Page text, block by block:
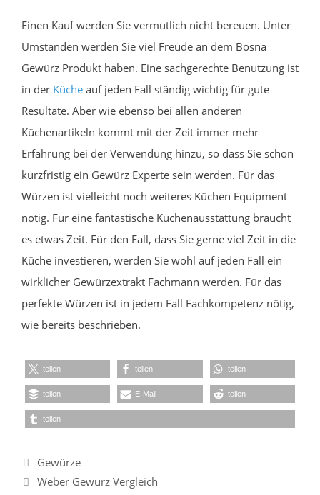
Einen Kauf werden Sie vermutlich nicht bereuen. Unter
Umständen werden Sie viel Freude an dem Bosna
Gewürz Produkt haben. Eine sachgerechte Benutzung ist
in der Küche auf jeden Fall ständig wichtig für gute
Resultate. Aber wie ebenso bei allen anderen
Küchenartikeln kommt mit der Zeit immer mehr
Erfahrung bei der Verwendung hinzu, so dass Sie schon
kurzfristig ein Gewürz Experte sein werden. Für das
Würzen ist vielleicht noch weiteres Küchen Equipment
nötig. Für eine fantastische Küchenausstattung braucht
es etwas Zeit. Für den Fall, dass Sie gerne viel Zeit in die
Küche investieren, werden Sie wohl auf jeden Fall ein
wirklicher Gewürzextrakt Fachmann werden. Für das
perfekte Würzen ist in jedem Fall Fachkompetenz nötig,
wie bereits beschrieben.
teilen teilen teilen
teilen E-Mail teilen
teilen
Kategorien
Gewürze
Weber Gewürz Vergleich